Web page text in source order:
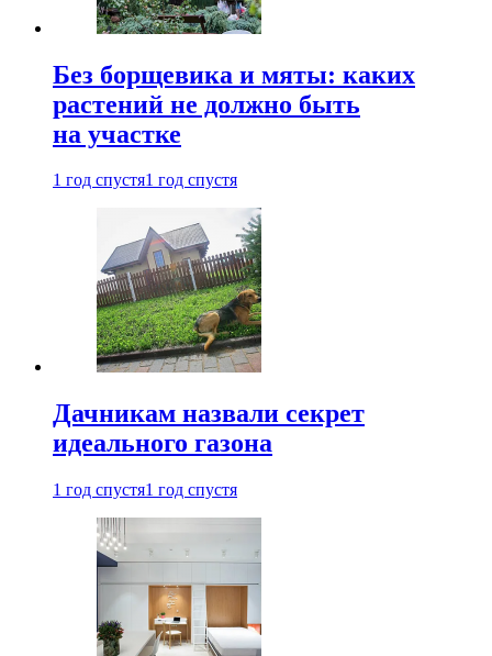
Без борщевика и мяты: каких
растений не должно быть
на участке
1 год спустя1 год спустя
Дачникам назвали секрет
идеального газона
1 год спустя1 год спустя